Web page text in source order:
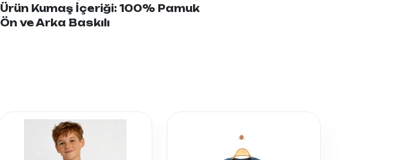
Ürün Kumaş İçeriği: 100% Pamuk
Ön ve Arka Baskılı